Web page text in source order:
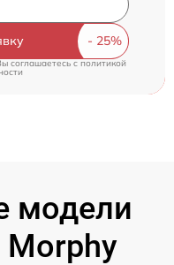
соглашаетесь cполитикой
модели